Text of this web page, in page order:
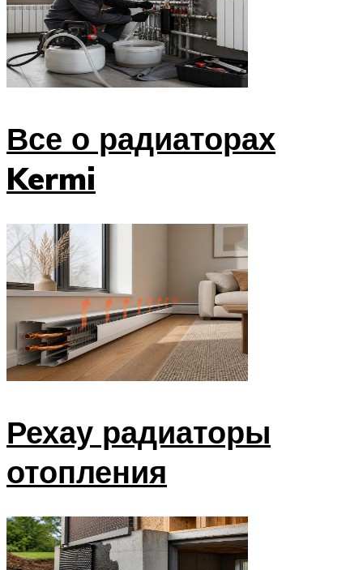
Все о радиаторах
Kermi
Рехау радиаторы
отопления